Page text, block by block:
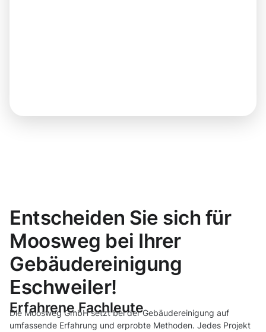
Entscheiden Sie sich für
Moosweg bei Ihrer
Gebäudereinigung
Eschweiler!
Erfahrene Fachleute
Die Moosweg GmbH setzt bei der Gebäudereinigung auf
umfassende Erfahrung und erprobte Methoden. Jedes Projekt